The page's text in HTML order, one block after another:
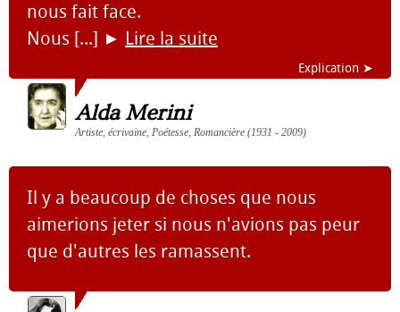
nous fait face.
Nous [...] ► Lire la suite
Explication ➤
Alda Merini
Artiste, écrivaine, Poétesse, Romancière (1931 - 2009)
Il y a beaucoup de choses que nous
aimerions jeter si nous n'avions pas peur
que d'autres les ramassent.